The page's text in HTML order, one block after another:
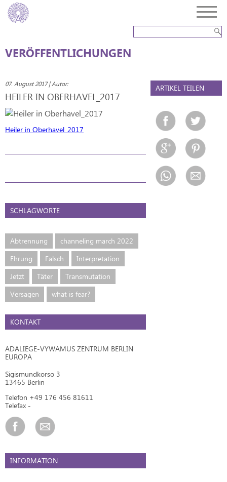
VERÖFFENTLICHUNGEN
07. August 2017 | Autor:
HEILER IN OBERHAVEL_2017
Heiler in Oberhavel_2017
SCHLAGWORTE
Abtrennung
channeling march 2022
Ehrung
Falsch
Interpretation
Jetzt
Täter
Transmutation
Versagen
what is fear?
KONTAKT
ADALIEGE-VYWAMUS ZENTRUM BERLIN
EUROPA
Sigismundkorso 3
13465 Berlin
Telefon +49 176 456 81611
Telefax -
ARTIKEL TEILEN
INFORMATION